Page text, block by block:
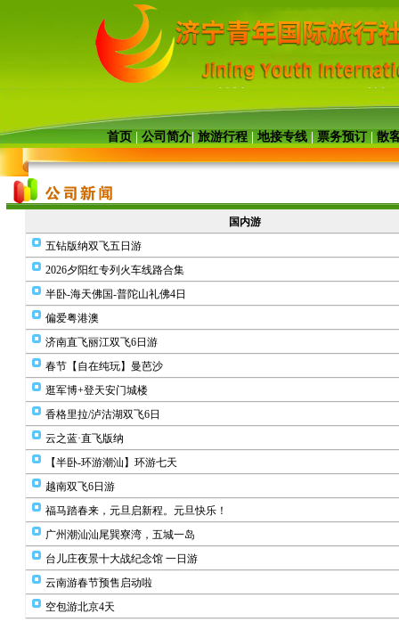
首页| 公司简介| 旅游行程 地接专线| 票务预订| 散
国内游
五钻版纳双飞五日游
2026夕阳红专列火车线路合集
半卧-海天佛国-普陀山礼佛4日
偏爱粤港澳
济南直飞丽江双飞6日游
春节【自在纯玩】曼芭沙
逛军博+登天安门城楼
香格里拉/泸沽湖双飞6日
云之蓝·直飞版纳
【半卧-环游潮汕】环游七天
越南双飞6日游
福马踏春来，元旦启新程。元旦快乐！
广州潮汕汕尾巽寮湾，五城一岛
台儿庄夜景十大战纪念馆 一日游
云南游春节预售启动啦
空包游北京4天